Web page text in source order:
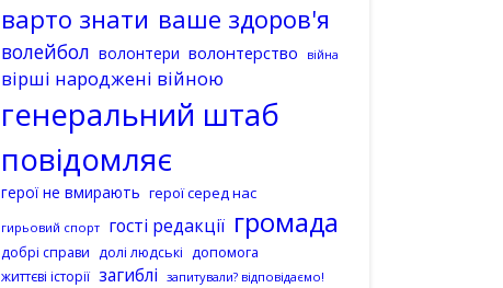
варто знати ваше здоров'я
волейбол волонтери волонтерство війна
вірші народжені війною
генеральний штаб
повідомляє
герої не вмирають герої серед нас
гирьовий спорт гості редакції громада
добрі справи долі людські допомога
життєві історії загиблі запитували? відповідаємо!